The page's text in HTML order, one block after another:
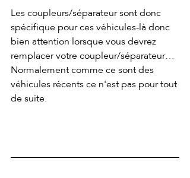
Les coupleurs/séparateur sont donc
spécifique pour ces véhicules-là donc
bien attention lorsque vous devrez
remplacer votre coupleur/séparateur…
Normalement comme ce sont des
véhicules récents ce n'est pas pour tout
de suite.